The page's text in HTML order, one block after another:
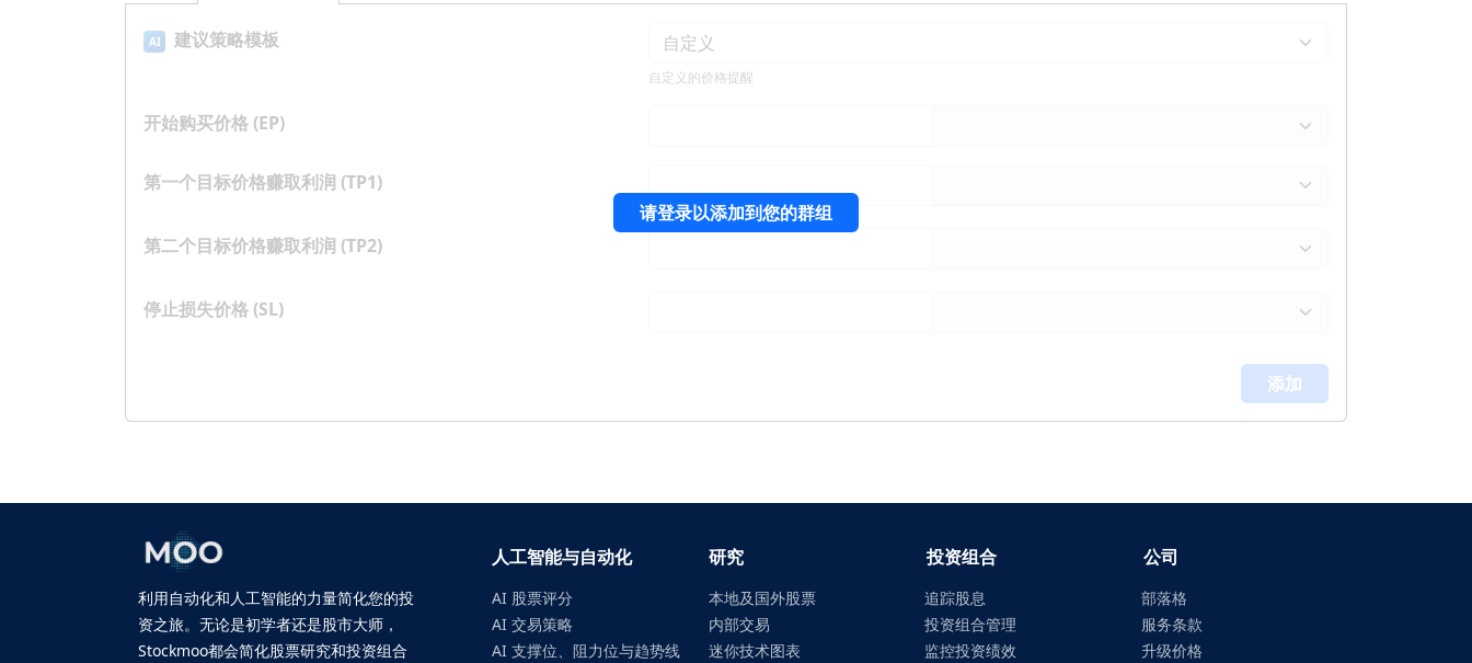
请登录以添加到您的群组
AI 建议策略模板
自定义的价格提醒
开始购买价格 (EP)
第一个目标价格赚取利润 (TP1)
第二个目标价格赚取利润 (TP2)
停止损失价格 (SL)
添加
人工智能与自动化 研究 投资组合 公司
利用自动化和人工智能的力量简化您的投
资之旅。无论是初学者还是股市大师，
Stockmoo都会简化股票研究和投资组合
AI 股票评分
AI 交易策略
AI 支撑位、阻力位与趋势线
本地及国外股票
内部交易
迷你技术图表
追踪股息
投资组合管理
监控投资绩效
部落格
服务条款
升级价格